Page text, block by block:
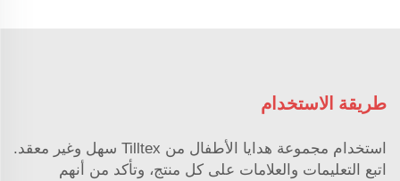
طريقة الاستخدام
استخدام مجموعة هدايا الأطفال من Tilltex سهل وغير معقد.
اتبع التعليمات والعلامات على كل منتج، وتأكد من أنهم